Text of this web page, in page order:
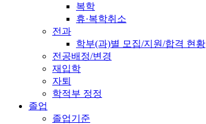
복학
휴·복학취소
전과
학부(과)별 모집/지원/합격 현황
전공배정/변경
재입학
자퇴
학적부 정정
졸업
졸업기준